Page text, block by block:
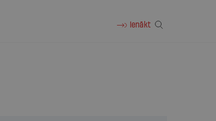
Ienākt